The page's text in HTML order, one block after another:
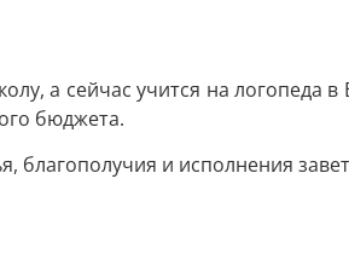
а сейчас учится на логопеда в
бюджета.
благополучия и исполнения